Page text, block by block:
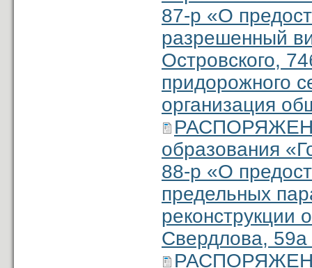
87-р «О
разрешенный
Островского,
придорожного
организация
образования
88-р «О
предельных
реконструкции
Свердлова, 59а